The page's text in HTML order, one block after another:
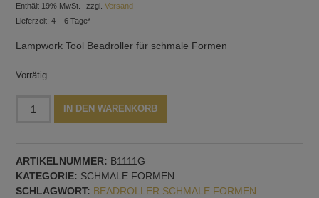
Enthält 19% MwSt. zzgl.Versand
Lieferzeit: 4 – 6 Tage*
Lampwork Tool Beadroller für schmale Formen
Vorrätig
Oval,
Bicone,
Konus
IN DEN WARENKORB
ARTIKELNUMMER: B1111G
KATEGORIE: SCHMALE FORMEN
SCHLAGWORT: BEADROLLER SCHMALE FORMEN